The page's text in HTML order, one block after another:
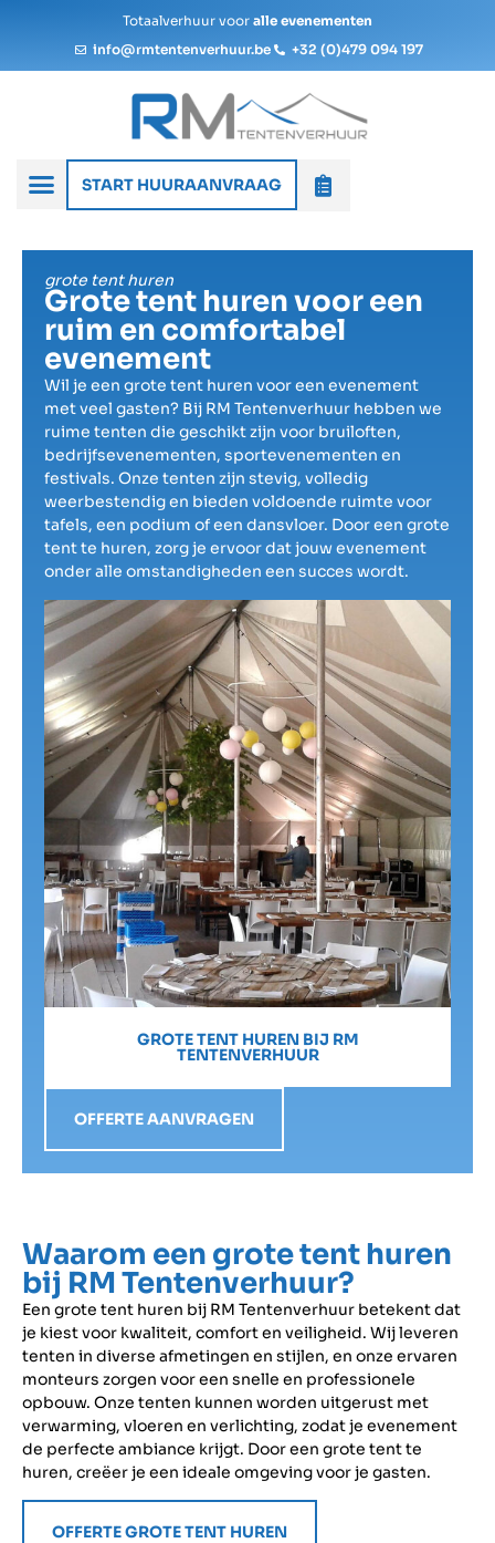
Totaalverhuur voor alle evenementen
info@rmtentenverhuur.be
+32 (0)479 094 197
START HUURAANVRAAG
grote tent huren
Grote tent huren voor een
ruim en comfortabel
evenement
Wil je een grote tent huren voor een evenement
met veel gasten? Bij RM Tentenverhuur hebben we
ruime tenten die geschikt zijn voor bruiloften,
bedrijfsevenementen, sportevenementen en
festivals. Onze tenten zijn stevig, volledig
weerbestendig en bieden voldoende ruimte voor
tafels, een podium of een dansvloer. Door een grote
tent te huren, zorg je ervoor dat jouw evenement
onder alle omstandigheden een succes wordt.
GROTE TENT HUREN BIJ RM
TENTENVERHUUR
OFFERTE AANVRAGEN
Waarom een grote tent huren
bij RM Tentenverhuur?
Een grote tent huren bij RM Tentenverhuur betekent dat
je kiest voor kwaliteit, comfort en veiligheid. Wij leveren
tenten in diverse afmetingen en stijlen, en onze ervaren
monteurs zorgen voor een snelle en professionele
opbouw. Onze tenten kunnen worden uitgerust met
verwarming, vloeren en verlichting, zodat je evenement
de perfecte ambiance krijgt. Door een grote tent te
huren, creëer je een ideale omgeving voor je gasten.
OFFERTE GROTE TENT HUREN